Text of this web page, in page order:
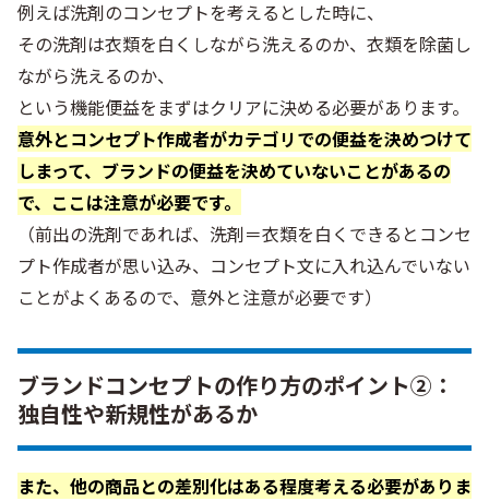
例えば洗剤のコンセプトを考えるとした時に、
その洗剤は衣類を白くしながら洗えるのか、衣類を除菌し
ながら洗えるのか、
という機能便益をまずはクリアに決める必要があります。
意外とコンセプト作成者がカテゴリでの便益を決めつけて
しまって、ブランドの便益を決めていないことがあるの
で、ここは注意が必要です。
（前出の洗剤であれば、洗剤＝衣類を白くできるとコンセ
プト作成者が思い込み、コンセプト文に入れ込んでいない
ことがよくあるので、意外と注意が必要です）
ブランドコンセプトの作り方のポイント②：
独自性や新規性があるか
また、他の商品との差別化はある程度考える必要がありま